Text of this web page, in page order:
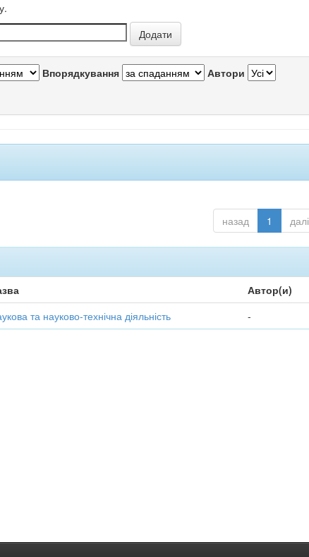
Впорядкування Автори
назад 1 далі
Автор(и)
та науково-технічна діяльність -